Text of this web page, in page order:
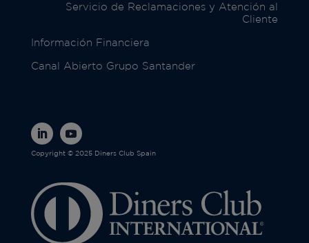
Servicio de Reclamaciones y Atención al
Cliente
Información Financiera
Canal Abierto Grupo Santander
Copyright © 2025 Diners Club Spain